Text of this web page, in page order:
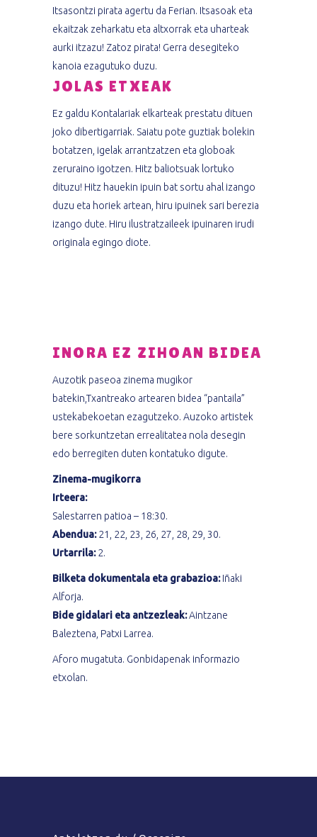
Itsasontzi pirata agertu da Ferian. Itsasoak eta
ekaitzak zeharkatu eta altxorrak eta uharteak
aurki itzazu! Zatoz pirata! Gerra desegiteko
kanoia ezagutuko duzu.
JOLAS ETXEAK
Ez galdu Kontalariak elkarteak prestatu dituen
joko dibertigarriak. Saiatu pote guztiak bolekin
botatzen, igelak arrantzatzen eta globoak
zeruraino igotzen. Hitz baliotsuak lortuko
dituzu! Hitz hauekin ipuin bat sortu ahal izango
duzu eta horiek artean, hiru ipuinek sari berezia
izango dute. Hiru ilustratzaileek ipuinaren irudi
originala egingo diote.
INORA EZ ZIHOAN BIDEA
Auzotik paseoa zinema mugikor
batekin,Txantreako artearen bidea “pantaila”
ustekabekoetan ezagutzeko. Auzoko artistek
bere sorkuntzetan errealitatea nola desegin
edo berregiten duten kontatuko digute.
Zinema-mugikorra
Irteera:
Salestarren patioa – 18:30.
Abendua:21, 22, 23, 26, 27, 28, 29, 30.
Urtarrila:2.
Bilketa dokumentala eta grabazioa:Iñaki
Alforja.
Bide gidalari eta antzezleak:Aintzane
Baleztena, Patxi Larrea.
Aforo mugatuta. Gonbidapenak informazio
etxolan.